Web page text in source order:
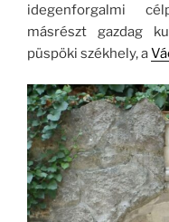
idegenforgalmi
másrészt gazdag
püspöki székhely, a